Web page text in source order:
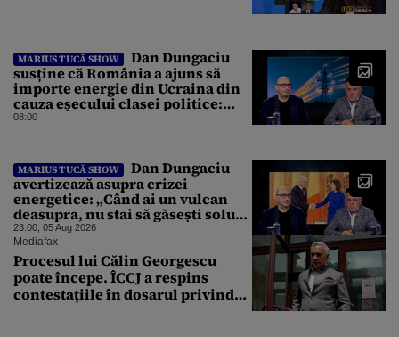
MARIUS TUCĂ SHOW
Dan Dungaciu
susține că România a ajuns să
importe energie din Ucraina din
cauza eșecului clasei politice:
Este bilanțul politic al ultimilor
08:00
MARIUS TUCĂ SHOW
Dan Dungaciu
avertizează asupra crizei
energetice: „Când ai un vulcan
deasupra, nu stai să găsești soluții
cu leucoplast”
23:00, 05 Aug 2026
Mediafax
Procesul lui Călin Georgescu
poate începe. ÎCCJ a respins
contestațiile în dosarul privind